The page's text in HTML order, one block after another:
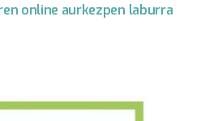
online aurkezpen laburra